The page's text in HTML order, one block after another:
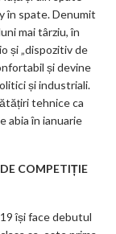
în spate. Denumit
mai târziu, în
și „dispozitiv de
și devine
și industriali.
tehnice ca
abia în ianuarie
COMPETIȚIE
își face debutul